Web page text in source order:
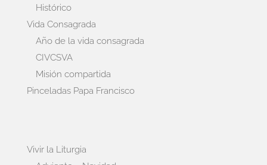
Histórico
Vida Consagrada
Año de la vida consagrada
CIVCSVA
Misión compartida
Pinceladas Papa Francisco
Vivir la Liturgia